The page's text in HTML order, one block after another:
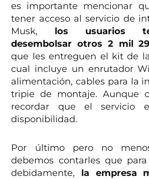
es importante mencionar
tener acceso al servicio de
Musk, los usuarios
desembolsar otros 2 mil
que les entreguen el kit de
cual incluye un enrutador
alimentación, cables para la
tripie de montaje. Aunque
recordar que el servicio
disponibilidad.
Por último pero no
debemos contarles que
debidamente, la empresa